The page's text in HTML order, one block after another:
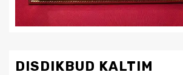
DISDIKBUD KALTIM